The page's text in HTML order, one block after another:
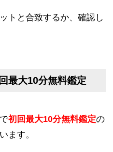
トと合致するか、確認し
最大10分無料鑑定
初回最大10分無料鑑定の
ます。